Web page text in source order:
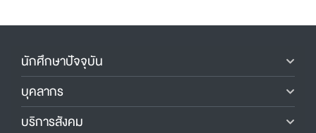
นักศึกษาปัจจุบัน
บุคลากร
บริการสังคม